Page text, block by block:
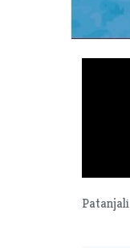
Patanjali